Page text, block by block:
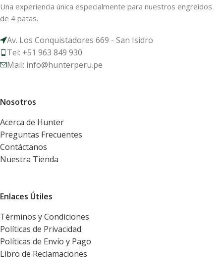
Una experiencia única especialmente para nuestros engreídos
de 4 patas.
Av. Los Conquistadores 669 - San Isidro
Tel: +51 963 849 930
Mail: info@hunterperu.pe
Nosotros
Acerca de Hunter
Preguntas Frecuentes
Contáctanos
Nuestra Tienda
Enlaces Útiles
Términos y Condiciones
Políticas de Privacidad
Políticas de Envío y Pago
Libro de Reclamaciones